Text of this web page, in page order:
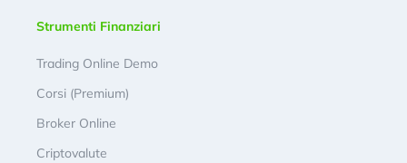
Strumenti Finanziari
Trading Online Demo
Corsi (Premium)
Broker Online
Criptovalute